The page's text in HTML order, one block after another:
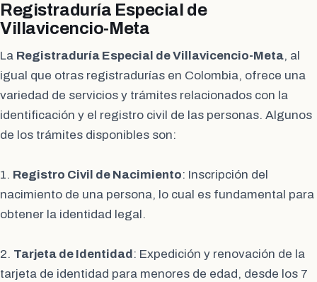
Registraduría Especial de
Villavicencio-Meta
La Registraduría Especial de Villavicencio-Meta, al
igual que otras registradurías en Colombia, ofrece una
variedad de servicios y trámites relacionados con la
identificación y el registro civil de las personas. Algunos
de los trámites disponibles son:
1. Registro Civil de Nacimiento: Inscripción del
nacimiento de una persona, lo cual es fundamental para
obtener la identidad legal.
2. Tarjeta de Identidad : Expedición y renovación de la
tarjeta de identidad para menores de edad, desde los 7